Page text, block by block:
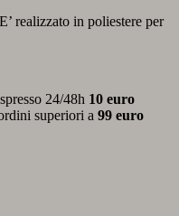
realizzato in poliestere per
24/48h 10 euro
superiori a 99 euro